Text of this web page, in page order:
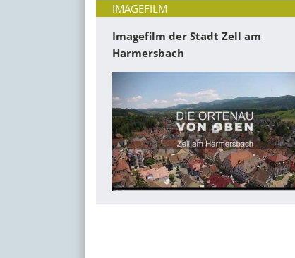
IMAGEFILM
Imagefilm der Stadt Zell am
Harmersbach